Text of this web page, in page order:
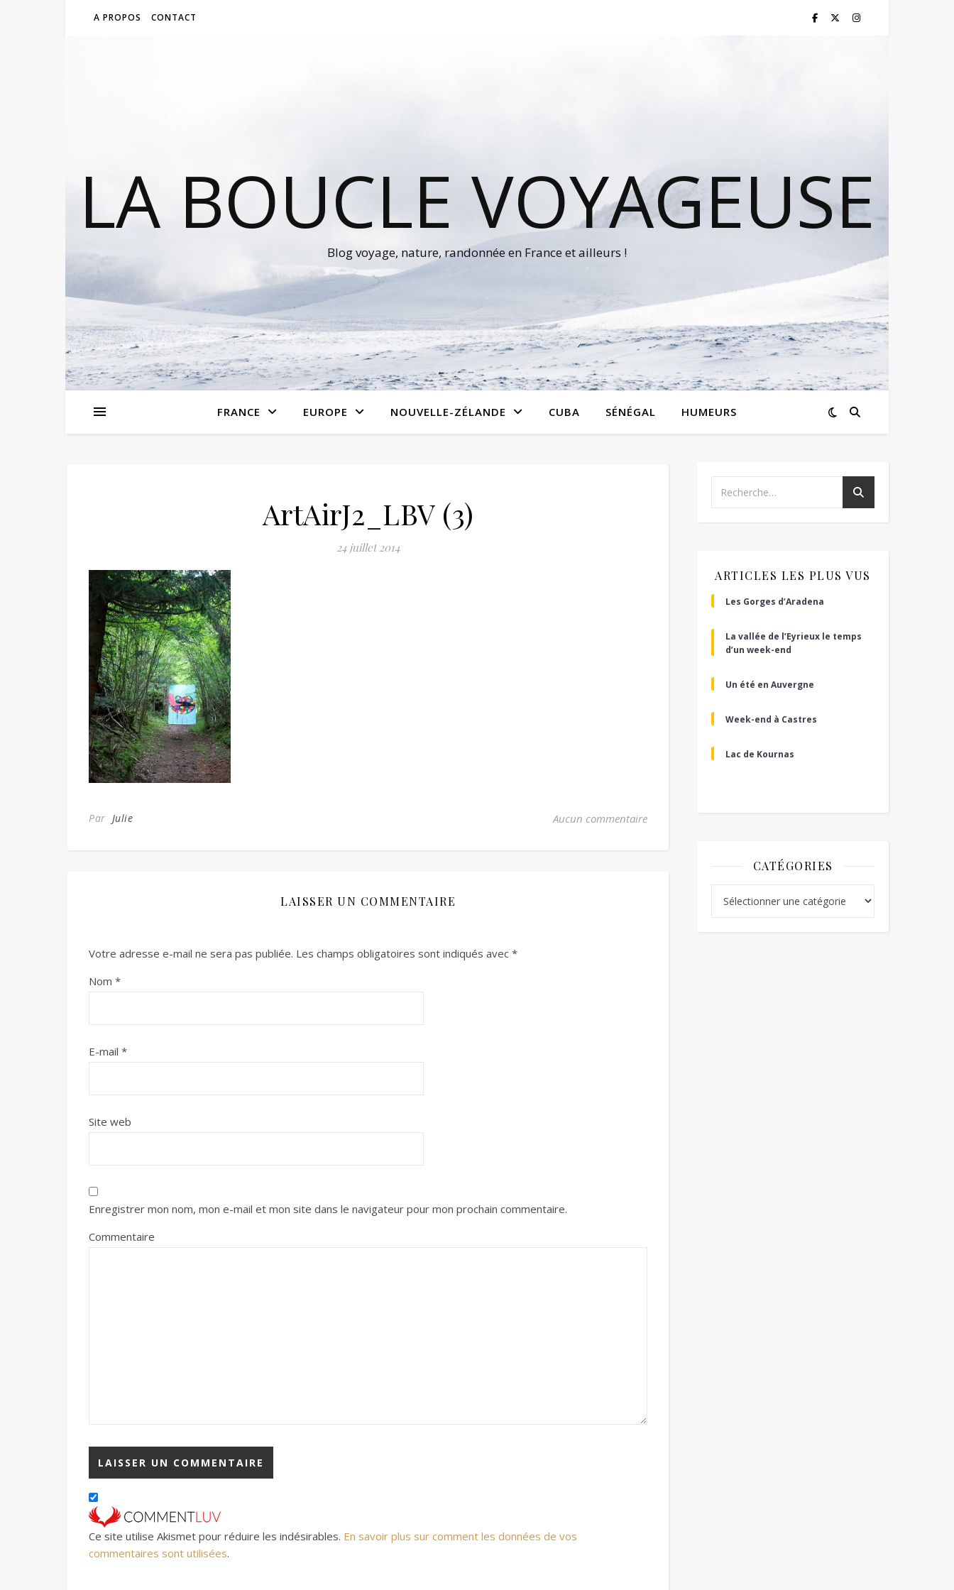
A PROPOS CONTACT
LA BOUCLE VOYAGEUSE
Blog voyage, nature, randonnée en France et ailleurs !
FRANCE EUROPE NOUVELLE-ZÉLANDE CUBA SÉNÉGAL HUMEURS
ArtAirJ2_LBV (3)
24 juillet 2014
Par Julie Aucun commentaire
LAISSER UN COMMENTAIRE
Votre adresse e-mail ne sera pas publiée. Les champs obligatoires sont indiqués avec *
Nom *
E-mail *
Site web
Enregistrer mon nom, mon e-mail et mon site dans le navigateur pour mon prochain commentaire.
Commentaire
Ce site utilise Akismet pour réduire les indésirables. En savoir plus sur comment les données de vos
commentaires sont utilisées.
ARTICLES LES PLUS VUS
Les Gorges d’Aradena
La vallée de l’Eyrieux le temps
d’un week-end
Un été en Auvergne
Week-end à Castres
Lac de Kournas
CATÉGORIES